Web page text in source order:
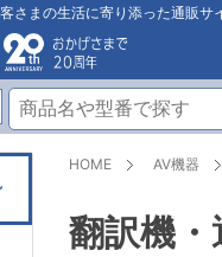
さまの生活に寄り添った通販サ
HOME AV機器
翻訳機・